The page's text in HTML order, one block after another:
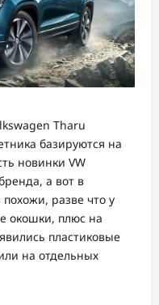
Tharu
базируются на
новинки VW
а вот в
разве что у
окошки, плюс на
пластиковые
на отдельных